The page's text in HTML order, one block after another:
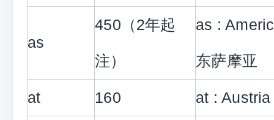
as
450（2年起
注）
as :
东萨摩亚
at 160 at :